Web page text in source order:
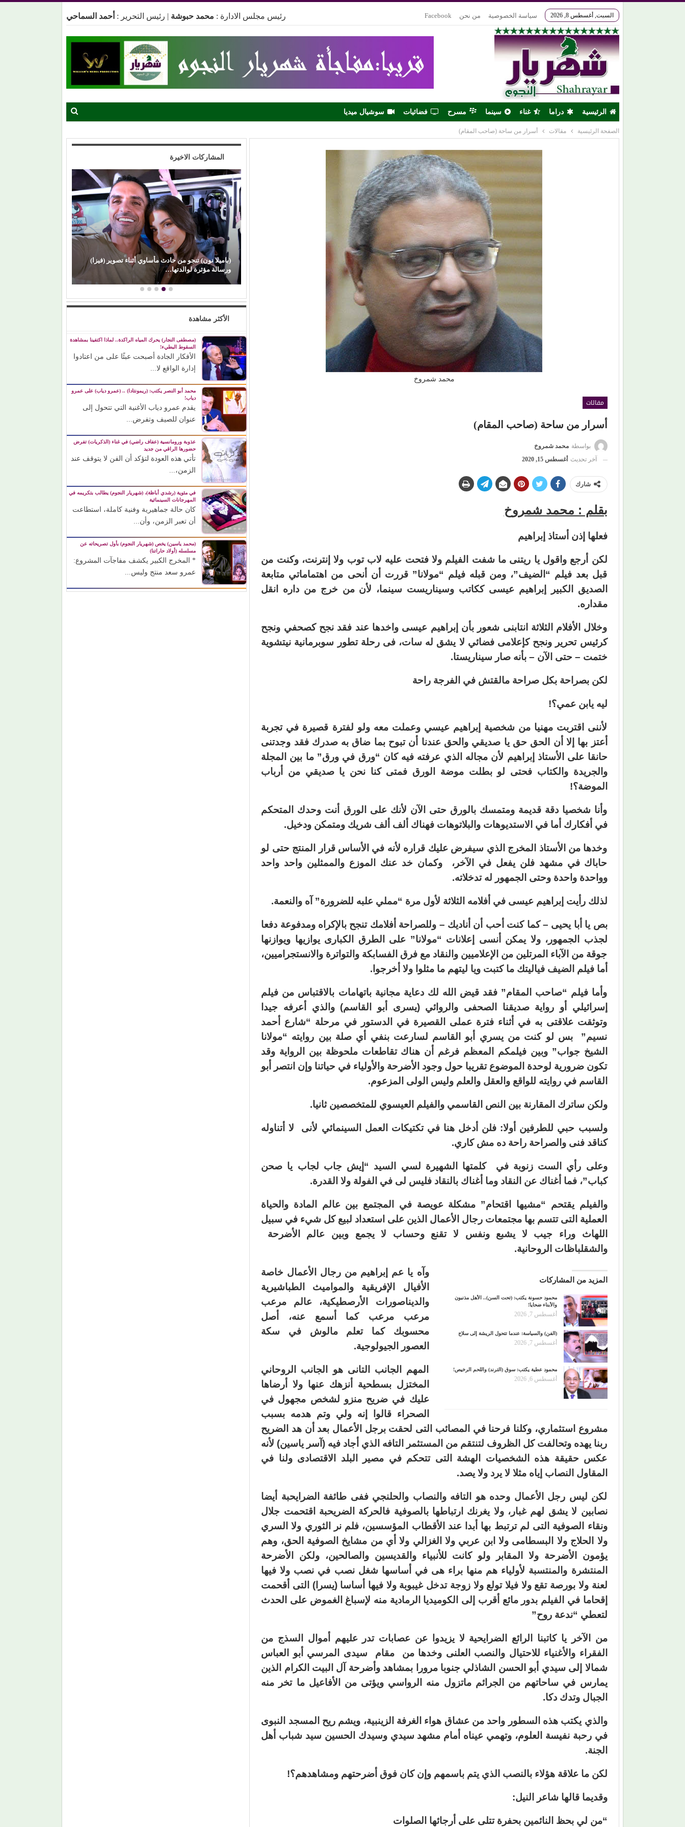
السبت, أغسطس 8, 2026 سياسة الخصوصية من نحن Facebook رئيس مجلس الادارة : محمد حبوشة | رئيس التحرير : أحمد السماحي
الرئيسية دراما غناء سينما مسرح فضائيات سوشيال ميديا
الصفحة الرئيسية مقالات أسرار من ساحة (صاحب المقام)
محمد شمروخ
مقالات
أسرار من ساحة (صاحب المقام)
بواسطة محمد شمروخ
آخر تحديث أغسطس 15, 2020
شارك
بقلم : محمد شمروخ
فعلها إذن أستاذ إبراهيم
لكن أرجع واقول يا ريتنى ما شفت الفيلم ولا فتحت عليه لاب توب ولا إنترنت، وكنت من
قبل بعد فيلم “الضيف”، ومن قبله فيلم “مولانا” قررت أن أنحى من اهتماماتي متابعة
الصديق الكبير إبراهيم عيسى ككاتب وسيناريست سينما، لأن من خرج من داره انقل
مقداره.
وخلال الأفلام الثلاثة انتابنى شعور بأن إبراهيم عيسى واخدها عند فقد نجح كصحفي ونجح
كرئيس تحرير ونجح كإعلامى فضائي لا يشق له سات، فى رحلة تطور سوبرمانية نيتشوية
ختمت – حتى الآن – بأنه صار سيناريستا.
لكن بصراحة بكل صراحة مالقتش في الفرجة راحة
ليه يابن عمي؟!
لأننى اقتربت مهنيا من شخصية إبراهيم عيسي وعملت معه ولو لفترة قصيرة في تجربة
أعتز بها إلا أن الحق حق يا صديقي والحق عندنا أن تبوح بما ضاق به صدرك فقد وجدتنى
حانقا على الأستاذ إبراهيم لأن مجاله الذي عرفته فيه كان “ورق في ورق” ما بين المجلة
والجريدة والكتاب فحتى لو بطلت موضة الورق فمتى كنا نحن يا صديقي من أرباب
الموضة؟!
وأنا شخصيا دقة قديمة ومتمسك بالورق حتى الآن لأنك على الورق أنت وحدك المتحكم
في أفكارك أما في الاستديوهات والبلاتوهات فهناك ألف ألف شريك ومتمكن ودخيل.
وخدها من الأستاذ المخرج الذي سيفرض عليك قراره لأنه في الأساس قرار المنتج حتى لو
حاباك في مشهد فلن يفعل في الآخر، وكمان خد عنك الموزع والممثلين واحد واحد
وواحدة واحدة وحتى الجمهور له تدخلاته.
لذلك رأيت إبراهيم عيسى في أفلامه الثلاثة لأول مرة “مملي علبه للضرورة” آه والنعمة.
بص يا أبا يحيى – كما كنت أحب أن أناديك – وللصراحة أفلامك تنجح بالإكراه ومدفوعة دفعا
لجذب الجمهور، ولا يمكن أنسى إعلانات “مولانا” على الطرق الكبارى يوازيها ويوازنها
جوقة من الآباء المرتلين من الإعلاميين والنقاد مع فرق الفسابكة والتواترة والانستجراميين،
أما فيلم الضيف فياليتك ما كتبت ويا ليتهم ما مثلوا ولا أخرجوا.
وأما فيلم “صاحب المقام” فقد قيض الله لك دعاية مجانية باتهامات بالاقتباس من فيلم
إسرائيلي أو رواية صديقنا الصحفى والروائي (يسرى أبو القاسم) والذي أعرفه جيدا
وتوثقت علاقتى به في أثناء فترة عملى القصيرة في الدستور في مرحلة “شارع أحمد
نسيم” بس لو كنت من يسري أبو القاسم لسارعت بنفي أي صلة بين روايته “مولانا
الشيخ جواب” وبين فيلمكم المعظم فرغم أن هناك تقاطعات ملحوظة بين الرواية وقد
تكون ضرورية لوحدة الموضوع تقريبا حول وجود الأضرحة والأولياء في حياتنا وإن انتصر أبو
القاسم في روايته للواقع والعقل والعلم وليس الولى المزعوم.
ولكن ساترك المقارنة بين النص القاسمي والفيلم العيسوي للمتخصصين ثانيا.
ولسبب حبي للطرفين أولا: فلن أدخل هنا في تكتيكات العمل السينمائي لأنى لا أتناوله
كناقد فنى والصراحة راحة ده مش كاري.
وعلى رأي الست زنوبة في كلمتها الشهيرة لسي السيد “إيش جاب لجاب يا صحن
كباب”، فما أغناك عن النقاد وما أغناك بالنقاد فليس لى في الفولة ولا القدرة.
والفيلم يقتحم “مشيها اقتحام” مشكلة عويصة في المجتمع بين عالم المادة والحياة
العملية التى تتسم بها مجتمعات رجال الأعمال الذين على استعداد لبيع كل شيء في سبيل
اللهاث وراء جيب لا يشبع ونفس لا تقنع وحساب لا يجمع وبين عالم الأضرحة
والشقلباظات الروحانية.
المزيد من المشاركات
محمود حسونة يكتب: (تحت السن).. الأهل مذنبون
والأبناء ضحايا!
أغسطس 7, 2026
(الفن) والسياسة: عندما تتحول الريشة إلى سلاح
أغسطس 7, 2026
محمود عطية يكتب: سوق (الترند) واللحم الرخيص!
أغسطس 6, 2026
وآه يا عم إبراهيم من رجال الأعمال خاصة
الأفيال الإفريقية والمواميث الطباشيرية
والديناصورات الأرصطيكية، عالم مرعب
مرعب مرعب كما أسمع عنه، أصل
محسوبك كما تعلم مالوش في سكة
العصور الجيولوجية.
المهم الجانب التانى هو الجانب الروحاني
المختزل بسطحية أنزهك عنها ولا أرضاها
عليك في ضريح منزو لشخص مجهول في
الصحراء قالوا إنه ولي وتم هدمه بسبب
مشروع استثماري، وكلنا فرحنا في المصائب التى لحقت برجل الأعمال بعد أن هد الضريح
ربنا يهده وتحالفت كل الظروف لتنتقم من المستثمر التافه الذي أجاد فيه (آسر ياسين) لأنه
عكس حقيقة هذه الشخصيات الهشة التى تتحكم في مصير البلد الاقتصادى ولنا في
المقاول النصاب إياه مثلا لا يرد ولا يصد.
لكن ليس رجل الأعمال وحده هو التافه والنصاب والحلنجي ففى طائفة الضرايحبة أيضا
نصابين لا يشق لهم غبار، ولا يغرنك ارتباطها بالصوفية فالحركة الضريحبة اقتحمت جلال
ونقاء الصوفية التى لم ترتبط بها أبدا عند الأقطاب المؤسسين، فلم نر الثوري ولا السري
ولا الحلاج ولا البسطامى ولا ابن عربي ولا الغزالي ولا أي من مشايخ الصوفية الحق، وهم
يؤمون الأضرحة ولا المقابر ولو كانت للأنبياء والقديسين والصالحين، ولكن الأضرحة
المنتشرة والمنتسبة لأولياء هم منها براء هى في أساسها شغل نصب في نصب ولا فيها
لعنة ولا بورصة تقع ولا فيلا تولع ولا زوجة تدخل غيبوبة ولا فيها أساسا (يسرا) التى أقحمت
إقحاما في الفيلم بدور مائع أقرب إلى الكوميديا الرمادية منه لإسباغ الغموض على الحدث
لتعطي “ندعة روح”
من الآخر يا كاتبنا الرائع الضرايحية لا يزيدوا عن عصابات تدر عليهم أموال السذج من
الفقراء والأغنياء للاحتيال والنصب العلنى وخدها من مقام سيدى المرسي أبو العباس
شمالا إلى سيدي أبو الحسن الشاذلي جنوبا مرورا بمشاهد وأضرحة آل البيت الكرام الذين
يمارس في ساحاتهم من الجرائم ماتزول منه الرواسي ويؤتى من الأفاعيل ما تخر منه
الجبال وتدك دكا.
والذي يكتب هذه السطور واحد من عشاق هواء الغرفة الزينبية، ويشم ريح المسجد النبوى
في رحبة نفيسة العلوم، وتهمي عيناه أمام مشهد سيدي وسيدك الحسين سيد شباب أهل
الجنة.
لكن ما علاقة هؤلاء بالنصب الذي يتم باسمهم وإن كان فوق أضرحتهم ومشاهدهم؟!
وقديما قالها شاعر النيل:
“من لي بحظ النائمين بحفرة تتلى على أرجائها الصلوات
المشاركات الاخيرة
محمود حسونة يكتب: (تحت السن).. الأهل مذنبون
(محمد رضوان) يكسر القاعدة.. يختار (حب مستحيل)
رغم ظهوره كضيف شرف
(باميلا نون) تنجو من حادث مأساوي أثناء تصوير (فيزا)
ورسالة مؤثرة لوالدتها…
الأكثر مشاهدة
(مصطفى النجار) يحرك المياه الراكدة.. لماذا اكتفينا بمشاهدة
السقوط البطيء!
الأفكار الجادة أصبحت عبئًا على من اعتادوا
إدارة الواقع لا...
محمد أبو النصر يكتب: (ريمونتادا) .. (عمرو دياب) على عمرو
دياب!
يقدم عمرو دياب الأغنية التي تتحول إلى
عنوان للصيف وتفرض...
عذوبة ورومانسية (عفاف راضي) في غناء (الذكريات) تفرض
حضورها الراقي من جديد
تأتي هذه العودة لتؤكد أن الفن لا يتوقف عند
الزمن،...
في مئوية (رشدي أباظة)، (شهريار النجوم) يطالب بتكريمه في
المهرجانات السينمائية
كان حالة جماهيرية وفنية كاملة، استطاعت
أن تعبر الزمن، وأن...
(محمد ياسين) يخص (شهريار النجوم) بأول تصريحاته عن
مسلسله (أولاد حاراتنا)
* المخرج الكبير يكشف مفاجآت المشروع:
عمرو سعد منتج وليس...